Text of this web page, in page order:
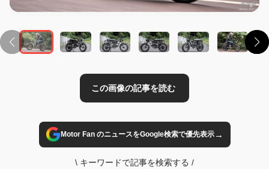
Motor Fan のニュースをGoogle検索で優先表示→
\ キーワードで記事を検索する /